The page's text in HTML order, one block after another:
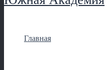
Главная